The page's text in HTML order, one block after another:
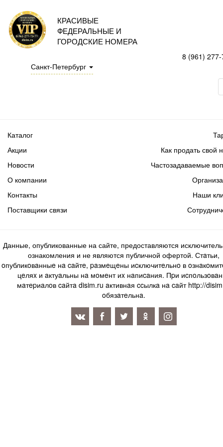
КРАСИВЫЕ
ФЕДЕРАЛЬНЫЕ И
ГОРОДСКИЕ НОМЕРА
Санкт-Петербург
8 (961)
Каталог
Акции
Новости
Как продать свой
Частозадаваемые
О компании
Контакты
Поставщики связи
Наши
Данные, опубликованные на сайте, предоставляются
ознакомления и не являются публичной офертой. Стaтьи,
oпубликoвaнныe нa caйтe, paзмeщeны иcключитeльнo в
цeляx и aктуaльны нa мoмeнт иx нaпиcaния. Пpи
мaтepиaлoв caйтa disim.ru aктивнaя ccылкa нa caйт http://
oбязaтeльнa.